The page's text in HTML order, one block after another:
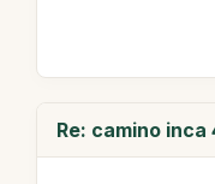
Re: camino inca